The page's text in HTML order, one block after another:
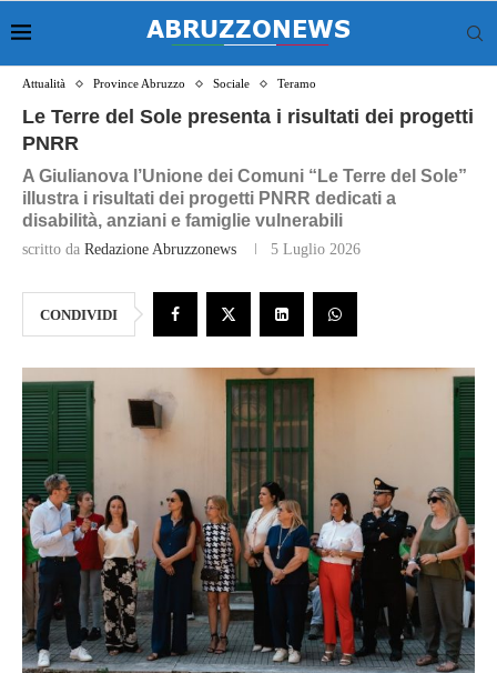
Attualità Province Abruzzo Sociale Teramo
Le Terre del Sole presenta i risultati dei progetti
PNRR
A Giulianova l’Unione dei Comuni “Le Terre del Sole”
illustra i risultati dei progetti PNRR dedicati a
disabilità, anziani e famiglie vulnerabili
scritto da Redazione Abruzzonews 5 Luglio 2026
CONDIVIDI